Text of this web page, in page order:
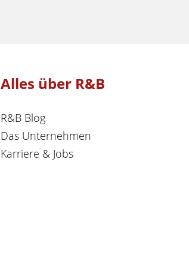
Alles über R&B
R&B Blog
Das Unternehmen
Karriere & Jobs